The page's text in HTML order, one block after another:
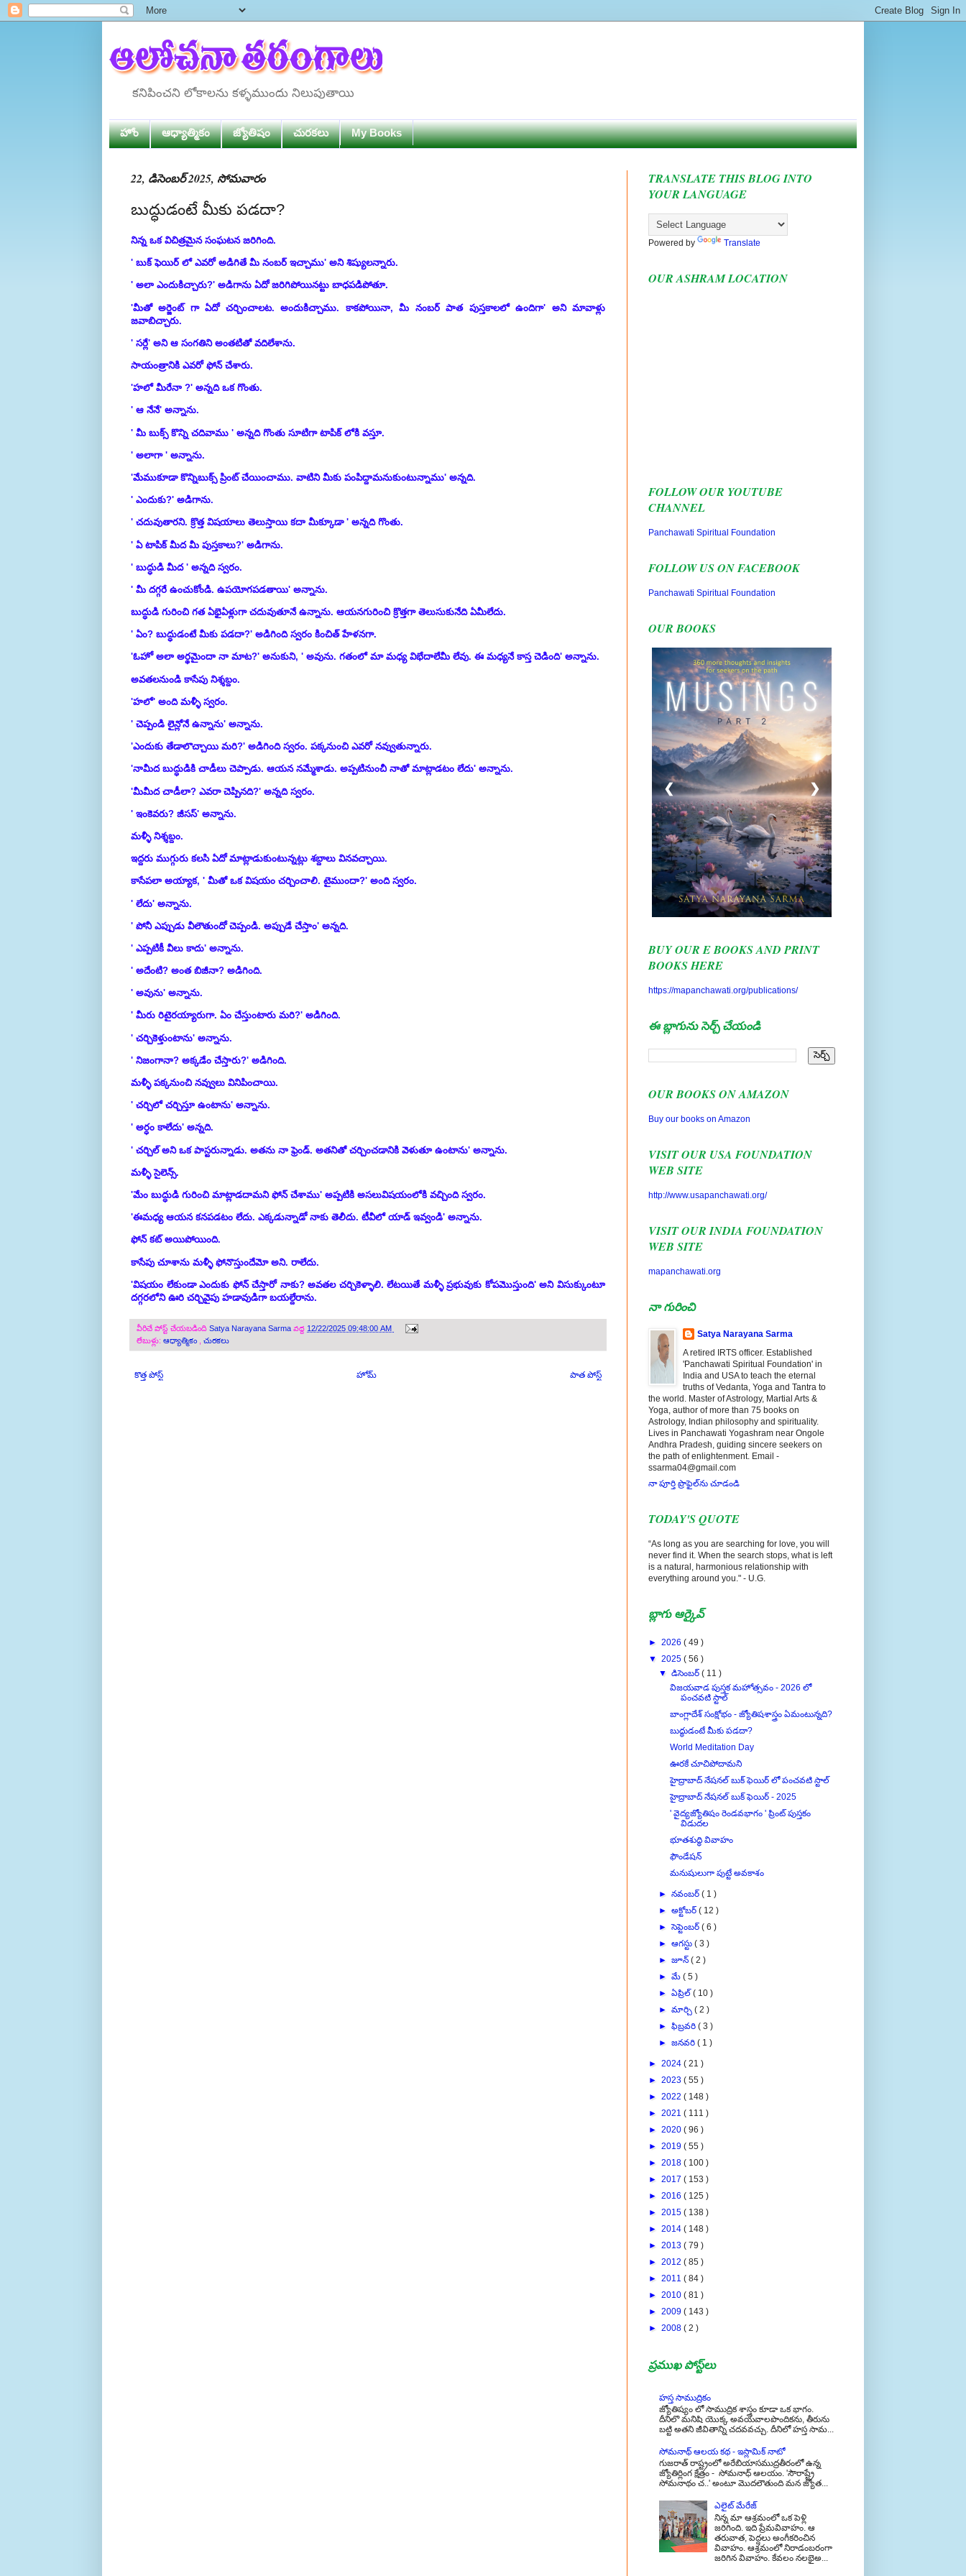
కనిపించని లోకాలను కళ్ళముందు నిలుపుతాయి
హోం ఆధ్యాత్మికం జ్యోతిషం చురకలు My Books
22, డిసెంబర్ 2025, సోమవారం
బుద్ధుడంటే మీకు పడదా?
నిన్న ఒక విచిత్రమైన సంఘటన జరిగింది.
' బుక్ ఫెయిర్ లో ఎవరో అడిగితే మీ నంబర్ ఇచ్చాము' అని శిష్యులన్నారు.
' అలా ఎందుకిచ్చారు?' అడిగాను ఏదో జరిగిపోయినట్టు బాధపడిపోతూ.
'మీతో అర్జెంట్ గా ఏదో చర్చించాలట. అందుకిచ్చాము. కాకపోయినా, మీ నంబర్ పాత పుస్తకాలలో ఉందిగా' అని మావాళ్లు
జవాబిచ్చారు.
' సర్లే' అని ఆ సంగతిని అంతటితో వదిలేశాను.
సాయంత్రానికి ఎవరో ఫోన్ చేశారు.
'హలో మీరేనా ?' అన్నది ఒక గొంతు.
' ఆ నేనే' అన్నాను.
' మీ బుక్స్ కొన్ని చదివాము ' అన్నది గొంతు సూటిగా టాపిక్ లోకి వస్తూ.
' అలాగా ' అన్నాను.
'మేముకూడా కొన్నిబుక్స్ ప్రింట్ చేయించాము. వాటిని మీకు పంపిద్దామనుకుంటున్నాము' అన్నది.
' ఎందుకు?' అడిగాను.
' చదువుతారని. క్రొత్త విషయాలు తెలుస్తాయి కదా మీక్కూడా ' అన్నది గొంతు.
' ఏ టాపిక్ మీద మీ పుస్తకాలు?' అడిగాను.
' బుద్ధుడి మీద ' అన్నది స్వరం.
' మీ దగ్గరే ఉంచుకోండి. ఉపయోగపడతాయి' అన్నాను.
బుద్ధుడి గురించి గత ఏభైఏళ్లుగా చదువుతూనే ఉన్నాను. ఆయనగురించి క్రొత్తగా తెలుసుకునేది ఏమీలేదు.
' ఏం? బుద్ధుడంటే మీకు పడదా?' అడిగింది స్వరం కించిత్ హేళనగా.
'ఓహో అలా అర్థమైందా నా మాట?' అనుకుని, ' అవును. గతంలో మా మధ్య విభేదాలేమీ లేవు. ఈ మధ్యనే కాస్త చెడింది' అన్నాను.
అవతలనుండి కాసేపు నిశ్శబ్దం.
'హలో' అంది మళ్ళీ స్వరం.
' చెప్పండి లైన్లోనే ఉన్నాను' అన్నాను.
'ఎందుకు తేడాలొచ్చాయి మరి?' అడిగింది స్వరం. పక్కనుంచి ఎవరో నవ్వుతున్నారు.
'నామీద బుద్ధుడికి చాడీలు చెప్పాడు. ఆయన నమ్మేశాడు. అప్పటినుంచీ నాతో మాట్లాడటం లేదు' అన్నాను.
'మీమీద చాడీలా? ఎవరా చెప్పినది?' అన్నది స్వరం.
' ఇంకెవరు? జీసస్' అన్నాను.
మళ్ళీ నిశ్శబ్దం.
ఇద్దరు ముగ్గురు కలసి ఏదో మాట్లాడుకుంటున్నట్లు శబ్దాలు వినవచ్చాయి.
కాసేపలా అయ్యాక, ' మీతో ఒక విషయం చర్చించాలి. టైముందా?' అంది స్వరం.
' లేదు' అన్నాను.
' పోనీ ఎప్పుడు వీలౌతుందో చెప్పండి. అప్పుడే చేస్తాం' అన్నది.
' ఎప్పటికీ వీలు కాదు' అన్నాను.
' అదేంటి? అంత బిజీనా? అడిగింది.
' అవును' అన్నాను.
' మీరు రిటైరయ్యారుగా. ఏం చేస్తుంటారు మరి?' అడిగింది.
' చర్చికెళ్తుంటాను' అన్నాను.
' నిజంగానా? అక్కడేం చేస్తారు?' అడిగింది.
మళ్ళీ పక్కనుంచి నవ్వులు వినిపించాయి.
' చర్చిలో చర్చిస్తూ ఉంటాను' అన్నాను.
' అర్ధం కాలేదు' అన్నది.
' చర్చిల్ అని ఒక పాస్టరున్నాడు. అతను నా ఫ్రెండ్. అతనితో చర్చించడానికి వెళుతూ ఉంటాను' అన్నాను.
మళ్ళీ సైలెన్స్.
'మేం బుద్ధుడి గురించి మాట్లాడదామని ఫోన్ చేశాము' అప్పటికి అసలువిషయంలోకి వచ్చింది స్వరం.
'ఈమధ్య ఆయన కనపడటం లేదు. ఎక్కడున్నాడో నాకు తెలీదు. టీవీలో యాడ్ ఇవ్వండి' అన్నాను.
ఫోన్ కట్ అయిపోయింది.
కాసేపు చూశాను మళ్ళీ ఫోనొస్తుందేమో అని. రాలేదు.
'విషయం లేకుండా ఎందుకు ఫోన్ చేస్తారో నాకు? అవతల చర్చికెళ్ళాలి. లేటయితే మళ్ళీ ప్రభువుకు కోపమొస్తుంది' అని విసుక్కుంటూ
దగ్గరలోని ఊరి చర్చివైపు హడావుడిగా బయల్దేరాను.
వీరిచే పోస్ట్ చేయబడింది Satya Narayana Sarma వద్ద 12/22/2025 09:48:00 AM
లేబుళ్లు: ఆధ్యాత్మికం చురకలు
కొత్త పోస్ట్ పాత పోస్ట్
హోమ్
TRANSLATE THIS BLOG INTO
YOUR LANGUAGE
Powered by Translate
OUR ASHRAM LOCATION
FOLLOW OUR YOUTUBE
CHANNEL
Panchawati Spiritual Foundation
FOLLOW US ON FACEBOOK
Panchawati Spiritual Foundation
OUR BOOKS
❮ ❯
BUY OUR E BOOKS AND PRINT
BOOKS HERE
https://mapanchawati.org/publications/
ఈ బ్లాగును సెర్చ్ చేయండి
OUR BOOKS ON AMAZON
Buy our books on Amazon
VISIT OUR USA FOUNDATION
WEB SITE
http://www.usapanchawati.org/
VISIT OUR INDIA FOUNDATION
WEB SITE
mapanchawati.org
నా గురించి
Satya Narayana Sarma
A retired IRTS officer. Established
'Panchawati Spiritual Foundation' in
India and USA to teach the eternal
truths of Vedanta, Yoga and Tantra to
the world. Master of Astrology, Martial Arts &
Yoga, author of more than 75 books on
Astrology, Indian philosophy and spirituality.
Lives in Panchawati Yogashram near Ongole
Andhra Pradesh, guiding sincere seekers on
the path of enlightenment. Email -
ssarma04@gmail.com
నా పూర్తి ప్రొఫైల్‌ను చూడండి
TODAY'S QUOTE
“As long as you are searching for love, you will
never find it. When the search stops, what is left
is a natural, harmonious relationship with
everything around you." - U.G.
బ్లాగు ఆర్కైవ్
► 2026 ( 49 )
▼ 2025 ( 56 )
▼డిసెంబర్( 11 )
విజయవాడ పుస్తక మహోత్సవం - 2026 లో
పంచవటి స్టాల్
బాంగ్లాదేశ్ సంక్షోభం - జ్యోతిషశాస్త్రం ఏమంటున్నది?
బుద్ధుడంటే మీకు పడదా?
World Meditation Day
ఊరకే చూచిపోదామని
హైద్రాబాద్ నేషనల్ బుక్ ఫెయిర్ లో పంచవటి స్టాల్
హైద్రాబాద్ నేషనల్ బుక్ ఫెయిర్ - 2025
' వైద్యజ్యోతిషం రెండవభాగం ' ప్రింట్ పుస్తకం
విడుదల
భూతశుద్ధి వివాహం
ఫౌండేషన్
మనుషులుగా పుట్టే అవకాశం
►నవంబర్( 1 )
►అక్టోబర్( 12 )
►సెప్టెంబర్( 6 )
►ఆగస్టు( 3 )
►జూన్( 2 )
►మే( 5 )
►ఏప్రిల్( 10 )
►మార్చి( 2 )
►ఫిబ్రవరి( 3 )
►జనవరి( 1 )
► 2024 ( 21 )
► 2023 ( 55 )
► 2022 ( 148 )
► 2021 ( 111 )
► 2020 ( 96 )
► 2019 ( 55 )
► 2018 ( 100 )
► 2017 ( 153 )
► 2016 ( 125 )
► 2015 ( 138 )
► 2014 ( 148 )
► 2013 ( 79 )
► 2012 ( 85 )
► 2011 ( 84 )
► 2010 ( 81 )
► 2009 ( 143 )
► 2008 ( 2 )
ప్రముఖ పోస్ట్‌లు
హస్త సాముద్రికం
జ్యోతిష్యం లో సాముద్రిక శాస్త్రం కూడా ఒక భాగం.
దీనిలొ మనిషి యొక్క అవయవాలపొందికను, తీరును
బట్టి అతని జీవితాన్ని చదవవచ్చు. దీనిలో హస్త సామ...
సోమనాథ్ ఆలయ కథ - ఇస్లామిక్ నాటో
గుజరాత్ రాష్ట్రంలో అరేబియాసముద్రతీరంలో ఉన్న
జ్యోతిర్లింగ క్షేత్రం - సోమనాధ్ ఆలయం. 'సౌరాష్ట్రే
సోమనాథం చ..' అంటూ మొదలౌతుంది మన జ్యోత...
ఎలైట్ మేరేజ్
నిన్న మా ఆశ్రమంలో ఒక పెళ్లి
జరిగింది. ఇది ప్రేమవివాహం. ఆ
తరువాత, పెద్దలు అంగీకరించిన
వివాహం. ఆశ్రమంలో నిరాడంబరంగా
జరిగిన వివాహం. కేవలం నలభైఅ...